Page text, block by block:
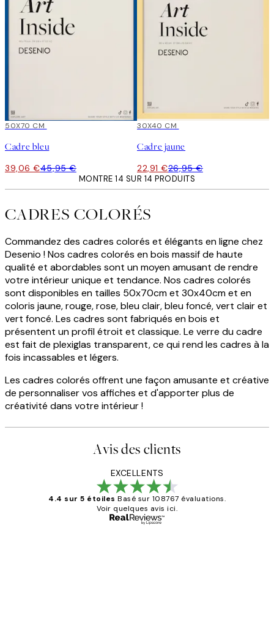
15%*
50X70 CM
Cadre bleu
39,06 €45,95 €
15%*
30X40 CM
Cadre jaune
22,91 €26,95 €
MONTRE 14 SUR 14 PRODUITS
CADRES COLORÉS
Commandez des cadres colorés et élégants en ligne chez
Desenio ! Nos cadres colorés en bois massif de haute
qualité et abordables sont un moyen amusant de rendre
votre intérieur unique et tendance. Nos cadres colorés
sont disponibles en tailles 50x70cm et 30x40cm et en
coloris jaune, rouge, rose, bleu clair, bleu foncé, vert clair et
vert foncé. Les cadres sont fabriqués en bois et
présentent un profil étroit et classique. Le verre du cadre
est fait de plexiglas transparent, ce qui rend les cadres à la
fois incassables et légers.
Les cadres colorés offrent une façon amusante et créative
de personnaliser vos affiches et d'apporter plus de
créativité dans votre intérieur !
Avis des clients
EXCELLENTS
4.4 sur 5 étoiles Basé sur 108767 évaluations.
Voir quelques avis ici.